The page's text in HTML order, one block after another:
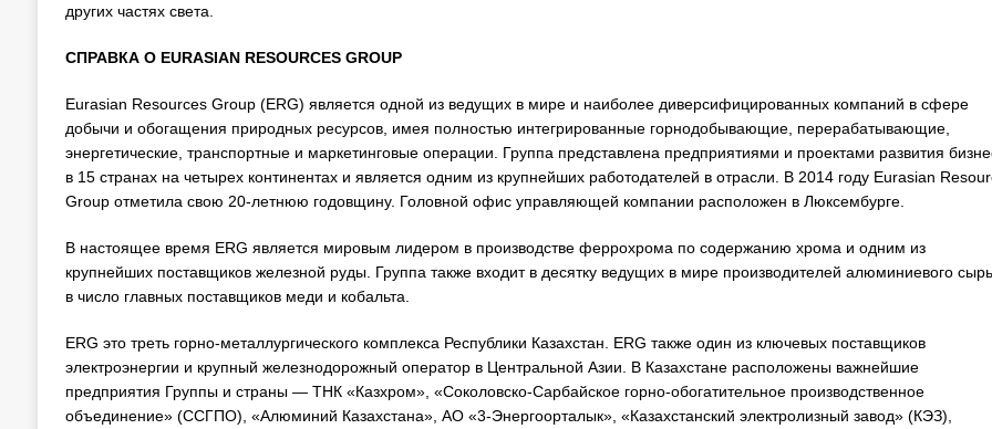
других частях света.
СПРАВКА О EURASIAN RESOURCES GROUP
Eurasian Resources Group (ERG) является одной из ведущих в мире и наиболее диверсифицированных компаний в сфере
добычи и обогащения природных ресурсов, имея полностью интегрированные горнодобывающие, перерабатывающие,
энергетические, транспортные и маркетинговые операции. Группа представлена предприятиями и проектами развития
в 15 странах на четырех континентах и является одним из крупнейших работодателей в отрасли. В 2014 году Eurasian
Group отметила свою 20-летнюю годовщину. Головной офис управляющей компании расположен в Люксембурге.
В настоящее время ERG является мировым лидером в производстве феррохрома по содержанию хрома и одним из
крупнейших поставщиков железной руды. Группа также входит в десятку ведущих в мире производителей алюминиевого
в число главных поставщиков меди и кобальта.
ERG это треть горно-металлургического комплекса Республики Казахстан. ERG также один из ключевых поставщиков
электроэнергии и крупный железнодорожный оператор в Центральной Азии. В Казахстане расположены важнейшие
предприятия Группы и страны — ТНК «Казхром», «Соколовско-Сарбайское горно-обогатительное производственное
объединение» (ССГПО), «Алюминий Казахстана», АО «3-Энергоорталык», «Казахстанский электролизный завод» (КЭЗ),